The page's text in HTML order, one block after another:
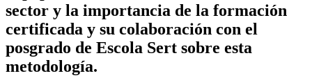
sector y la importancia de la formación
certificada y su colaboración con el
posgrado de Escola Sert sobre esta
metodología.